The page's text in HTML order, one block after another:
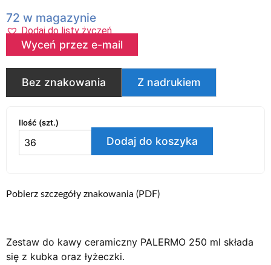
72 w magazynie
Dodaj do listy życzeń
Wyceń przez e-mail
Bez znakowania Z nadrukiem
Ilość (szt.)
Dodaj do koszyka
Pobierz szczegóły znakowania (PDF)
Zestaw do kawy ceramiczny PALERMO 250 ml składa
się z kubka oraz łyżeczki.